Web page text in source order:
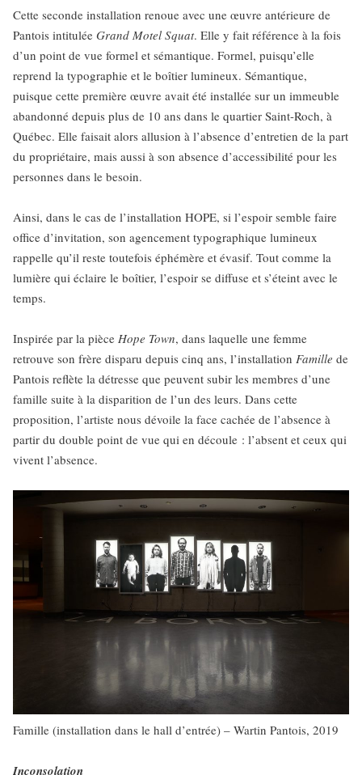
Cette seconde installation renoue avec une œuvre antérieure de
Pantois intitulée Grand Motel Squat. Elle y fait référence à la fois
d’un point de vue formel et sémantique. Formel, puisqu’elle
reprend la typographie et le boîtier lumineux. Sémantique,
puisque cette première œuvre avait été installée sur un immeuble
abandonné depuis plus de 10 ans dans le quartier Saint-Roch, à
Québec. Elle faisait alors allusion à l’absence d’entretien de la part
du propriétaire, mais aussi à son absence d’accessibilité pour les
personnes dans le besoin.
Ainsi, dans le cas de l’installation HOPE, si l’espoir semble faire
office d’invitation, son agencement typographique lumineux
rappelle qu’il reste toutefois éphémère et évasif. Tout comme la
lumière qui éclaire le boîtier, l’espoir se diffuse et s’éteint avec le
temps.
Inspirée par la pièce Hope Town, dans laquelle une femme
retrouve son frère disparu depuis cinq ans, l’installation Famille de
Pantois reflète la détresse que peuvent subir les membres d’une
famille suite à la disparition de l’un des leurs. Dans cette
proposition, l’artiste nous dévoile la face cachée de l’absence à
partir du double point de vue qui en découle : l’absent et ceux qui
vivent l’absence.
Famille (installation dans le hall d’entrée) – Wartin Pantois, 2019
Inconsolation